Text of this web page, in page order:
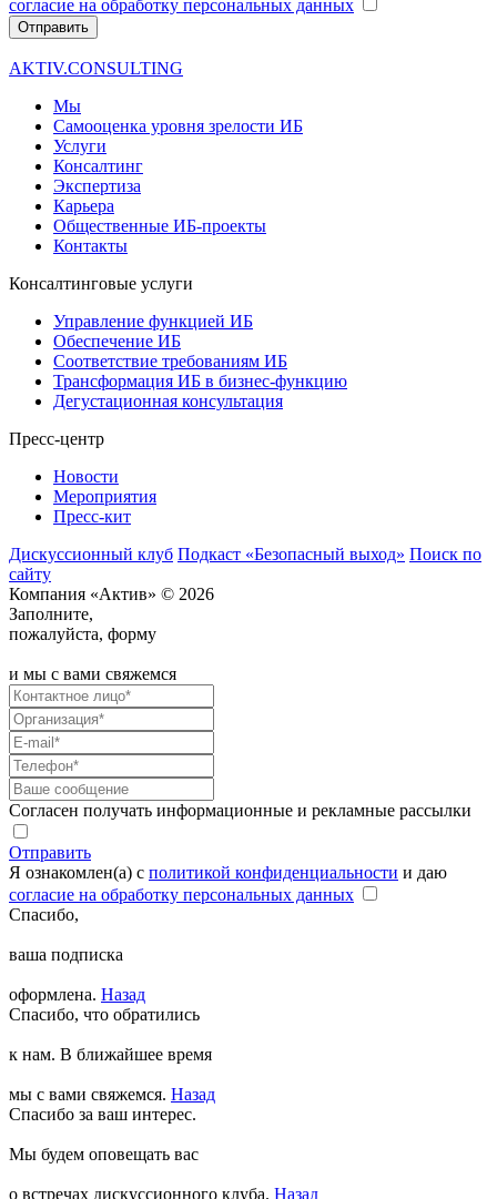
согласие на обработку персональных данных
Отправить
AKTIV.CONSULTING
Мы
Самооценка уровня зрелости ИБ
Услуги
Консалтинг
Экспертиза
Карьера
Общественные ИБ-проекты
Контакты
Консалтинговые услуги
Управление функцией ИБ
Обеспечение ИБ
Соответствие требованиям ИБ
Трансформация ИБ в бизнес-функцию
Дегустационная консультация
Пресс-центр
Новости
Мероприятия
Пресс-кит
Дискуссионный клуб Подкаст «Безопасный выход» Поиск по
сайту
Компания «Актив» © 2026
Заполните,
пожалуйста, форму
и мы с вами свяжемся
Согласен получать информационные и рекламные рассылки
Отправить
Я ознакомлен(а) с политикой конфиденциальности и даю
согласие на обработку персональных данных
Спасибо,
ваша подписка
оформлена. Назад
Спасибо, что обратились
к нам. В ближайшее время
мы с вами свяжемся. Назад
Спасибо за ваш интерес.
Мы будем оповещать вас
о встречах дискуссионного клуба. Назад